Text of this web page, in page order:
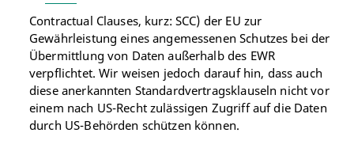
Contractual Clauses, kurz: SCC) der EU zur
Gewährleistung eines angemessenen Schutzes bei der
Übermittlung von Daten außerhalb des EWR
verpflichtet. Wir weisen jedoch darauf hin, dass auch
diese anerkannten Standardvertragsklauseln nicht vor
einem nach US-Recht zulässigen Zugriff auf die Daten
durch US-Behörden schützen können.